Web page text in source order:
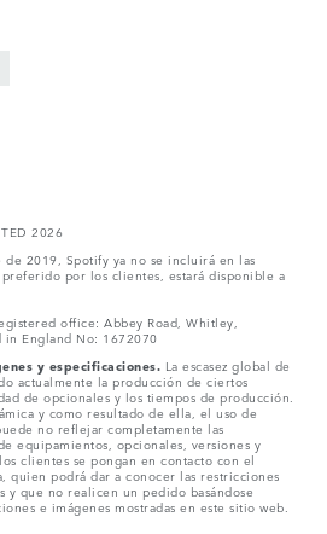
2026
2019, Spotify ya no se incluirá en las
por los clientes, estará disponible a
office: Abbey Road, Whitley,
in England No: 1672070
y especificaciones. La escasez global de
actualmente la producción de ciertos
de opcionales y los tiempos de producción.
y como resultado de ella, el uso de
no reflejar completamente las
equipamientos, opcionales, versiones y
clientes se pongan en contacto con el
quien podrá dar a conocer las restricciones
y que no realicen un pedido basándose
e imágenes mostradas en este sitio web.